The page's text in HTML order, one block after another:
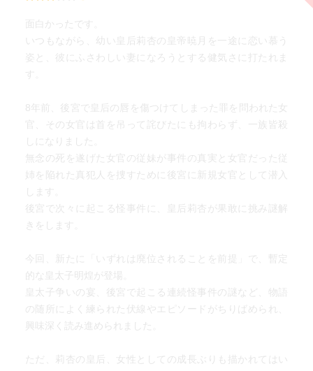
面白かったです。
いつもながら、幼い皇后莉杏の皇帝暁月を一途に恋い慕う
姿と、彼にふさわしい妻になろうとする健気さに打たれま
す。
8年前、後宮で皇后の唇を傷つけてしまった罪を問われた女
官、その女官は首を吊って詫びたにも拘わらず、一族皆殺
しになりました。
無念の死を遂げた女官の従妹が事件の真実と女官だった従
姉を陥れた真犯人を捜すために後宮に新規女官として潜入
します。
後宮で次々に起こる怪事件に、皇后莉杏が果敢に挑み謎解
きをします。
今回、新たに「いずれは廃位されることを前提」で、暫定
的な皇太子明煌が登場。
皇太子争いの宴、後宮で起こる連続怪事件の謎など、物語
の随所によく練られた伏線やエピソードがちりばめられ、
興味深く読み進められました。
ただ、莉杏の皇后、女性としての成長ぶりも描かれてはい